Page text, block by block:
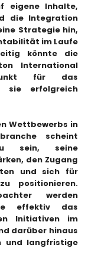
eigene Inhalte,
die Integration
Strategie hin,
im Laufe
könnte die
International
für das
sie erfolgreich
Wettbewerbs in
scheint
sein, seine
den Zugang
und sich für
positionieren.
werden
effektiv das
Initiativen im
darüber hinaus
und langfristige